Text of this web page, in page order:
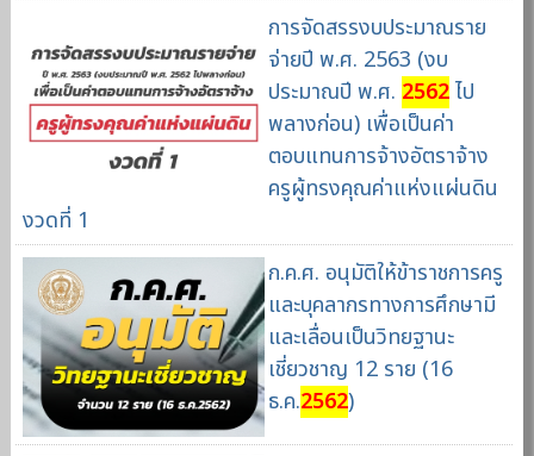
การจัดสรรงบประมาณราย
จ่ายปี พ.ศ. 2563 (งบ
ประมาณปี พ.ศ. 2562ไป
พลางก่อน) เพื่อเป็นค่า
ตอบแทนการจ้างอัตราจ้าง
ครูผู้ทรงคุณค่าแห่งแผ่นดิน
งวดที่ 1
ก.ค.ศ. อนุมัติให้ข้าราชการครู
และบุคลากรทางการศึกษามี
และเลื่อนเป็นวิทยฐานะ
เชี่ยวชาญ 12 ราย (16
ธ.ค.2562)